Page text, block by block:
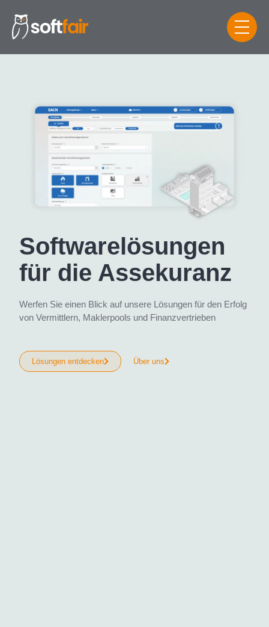
Software­lösungen
für die Assekuranz
Werfen Sie einen Blick auf unsere Lösungen für den Erfolg
von Vermittlern, Maklerpools und Finanzvertrieben
Lösungen entdecken Über uns